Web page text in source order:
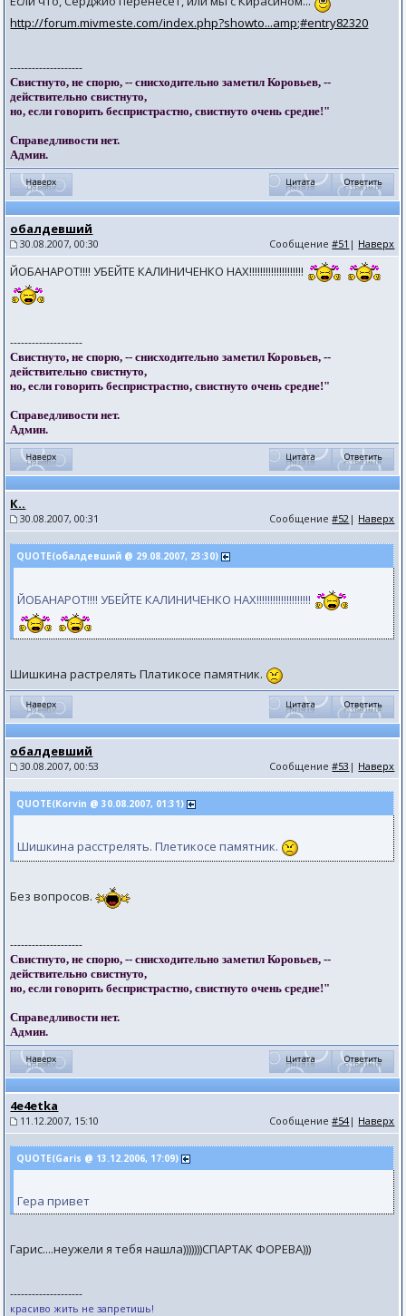
http://forum.mivmeste.com/index.php?showto...amp;#entry82320
--------------------
Свистнуто, не спорю, -- снисходительно заметил Коровьев, --
действительно свистнуто,
но, если говорить беспристрастно, свистнуто очень средне!"
Справедливости нет.
Админ.
обалдевший
30.08.2007, 00:30 Сообщение#51 | Наверх
ЙОБАНАРОТ!!!! УБЕЙТЕ КАЛИНИЧЕНКО НАХ!!!!!!!!!!!!!!!!!!!!
--------------------
Свистнуто, не спорю, -- снисходительно заметил Коровьев, --
действительно свистнуто,
но, если говорить беспристрастно, свистнуто очень средне!"
Справедливости нет.
Админ.
К..
30.08.2007, 00:31 Сообщение#52 | Наверх
QUOTE(обалдевший @ 29.08.2007, 23:30)
ЙОБАНАРОТ!!!! УБЕЙТЕ КАЛИНИЧЕНКО НАХ!!!!!!!!!!!!!!!!!!!!
Шишкина растрелять Платикосе памятник.
обалдевший
30.08.2007, 00:53 Сообщение#53 | Наверх
QUOTE(Kоrvin @ 30.08.2007, 01:31)
Шишкина расстрелять. Плетикосе памятник.
Без вопросов.
--------------------
Свистнуто, не спорю, -- снисходительно заметил Коровьев, --
действительно свистнуто,
но, если говорить беспристрастно, свистнуто очень средне!"
Справедливости нет.
Админ.
4e4etka
11.12.2007, 15:10 Сообщение#54| Наверх
QUOTE(Garis @ 13.12.2006, 17:09)
Гера привет
Гарис....неужели я тебя нашла)))))))СПАРТАК ФОРЕВА)))
--------------------
красиво жить не запретишь!